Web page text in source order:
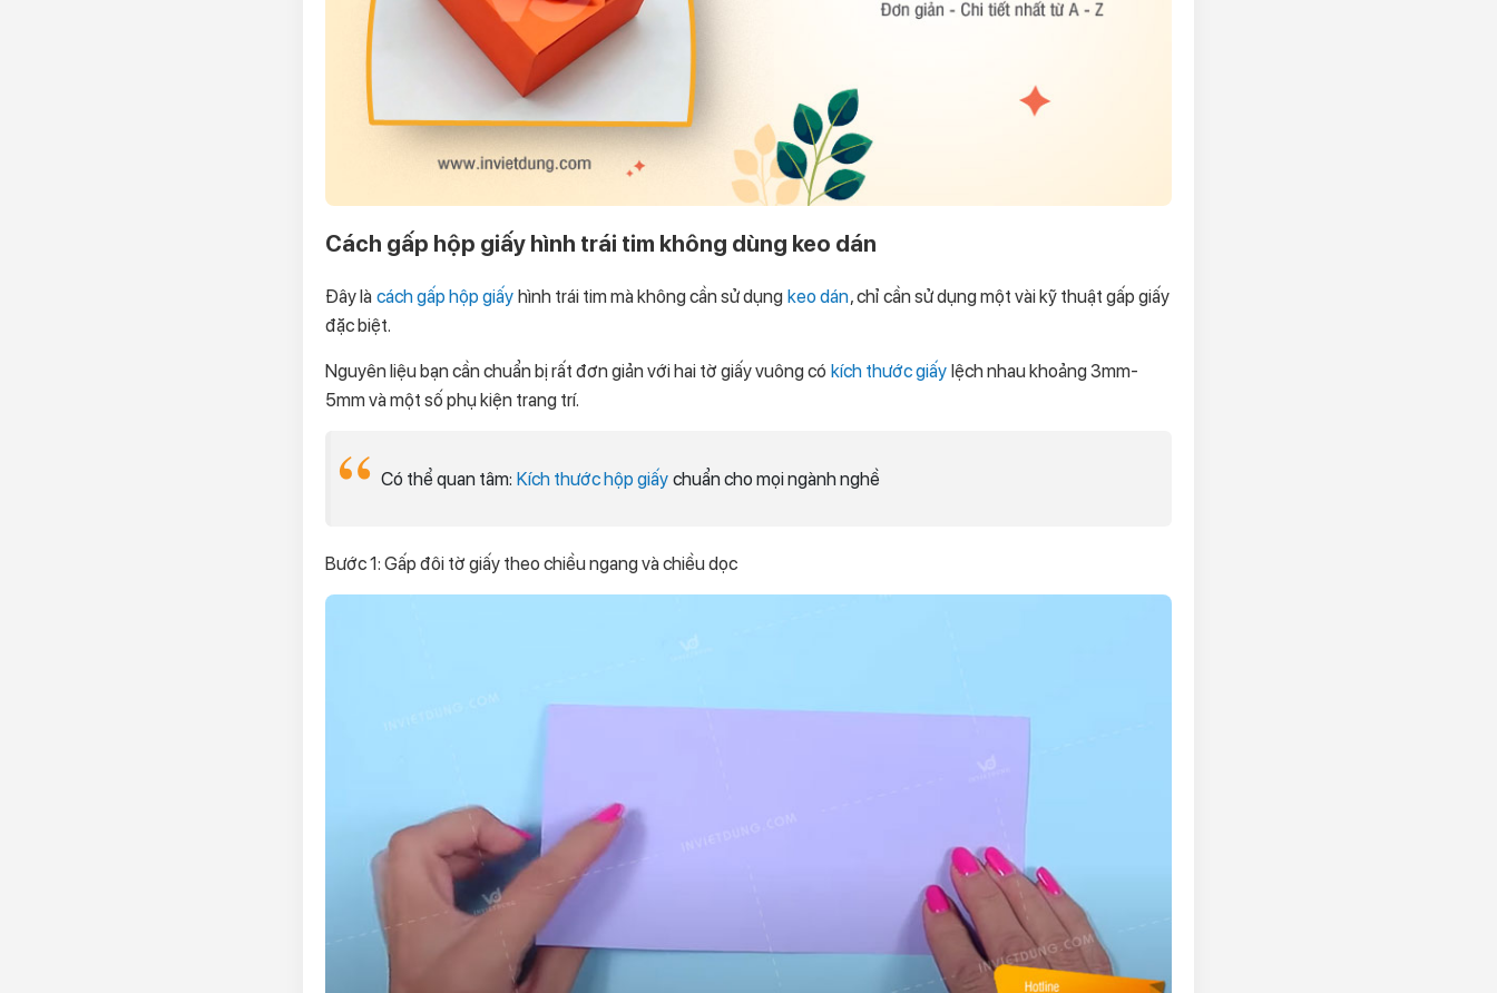
Cách gấp hộp giấy hình trái tim không dùng keo dán
Đây là cách gấp hộp giấy hình trái tim mà không cần sử dụng keo dán, chỉ cần sử dụng một vài kỹ thuật gấp giấy
đặc biệt.
Nguyên liệu bạn cần chuẩn bị rất đơn giản với hai tờ giấy vuông có kích thước giấy lệch nhau khoảng 3mm-
5mm và một số phụ kiện trang trí.
Có thể quan tâm: Kích thước hộp giấy chuẩn cho mọi ngành nghề
Bước 1: Gấp đôi tờ giấy theo chiều ngang và chiều dọc